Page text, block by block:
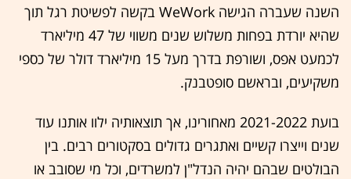
השנה שעברה הגישה WeWork בקשה לפשיטת רגל תוך
שהיא יורדת בפחות משלוש שנים משווי של 47 מיליארד
לכמעט אפס, ושורפת בדרך מעל 15 מיליארד דולר של כספי
משקיעים, ובראשם סופטבנק.
בועת 2021-2022 מאחורינו, אך תוצאותיה ילוו אותנו עוד
שנים וייצרו קשיים ואתגרים גדולים בסקטורים רבים. בין
הבולטים שבהם יהיה הנדל"ן למשרדים, וכל מי שסובב או